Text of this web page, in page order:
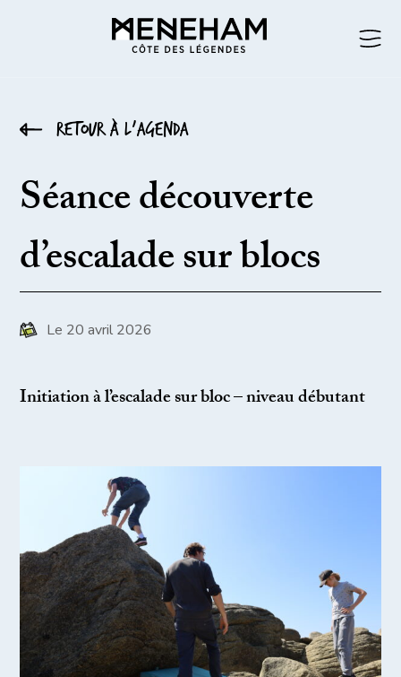
Retour à l’agenda
Séance découverte
d’escalade sur blocs
Le 20 avril 2026
Initiation à l’escalade sur bloc – niveau débutant